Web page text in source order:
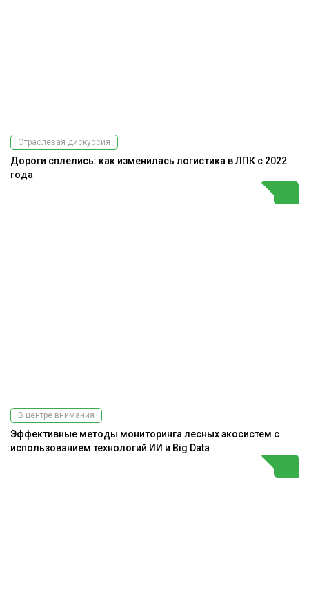
Отраслевая дискуссия
Дороги сплелись: как изменилась логистика в ЛПК с 2022
года
В центре внимания
Эффективные методы мониторинга лесных экосистем с
использованием технологий ИИ и Big Data